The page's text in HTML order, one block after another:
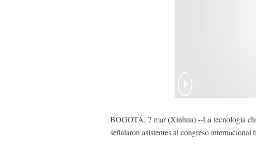
BOGOTÁ, 7 mar (Xinhua) --La tecnología
señalaron asistentes al congreso